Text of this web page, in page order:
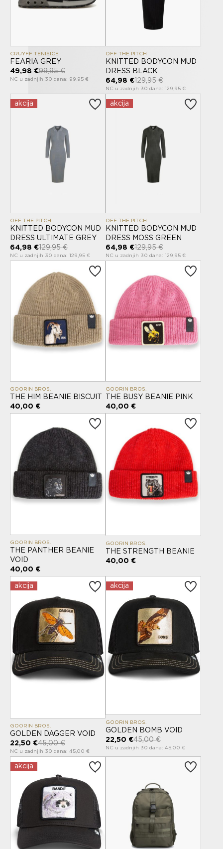
CRUYFF TENISICE
FEARIA GREY
49,98 €99,95 €
NC u zadnjih 30 dana: 99,95 €
OFF THE PITCH
KNITTED BODYCON MUD
DRESS BLACK
64,98 €129,95 €
NC u zadnjih 30 dana: 129,95 €
akcija
OFF THE PITCH
KNITTED BODYCON MUD
DRESS ULTIMATE GREY
64,98 €129,95 €
NC u zadnjih 30 dana: 129,95 €
akcija
OFF THE PITCH
KNITTED BODYCON MUD
DRESS MOSS GREEN
64,98 €129,95 €
NC u zadnjih 30 dana: 129,95 €
GOORIN BROS.
THE HIM BEANIE BISCUIT
40,00 €
GOORIN BROS.
THE BUSY BEANIE PINK
40,00 €
GOORIN BROS.
THE PANTHER BEANIE
VOID
40,00 €
GOORIN BROS.
THE STRENGTH BEANIE
40,00 €
akcija
GOORIN BROS.
GOLDEN DAGGER VOID
22,50 €45,00 €
NC u zadnjih 30 dana: 45,00 €
akcija
GOORIN BROS.
GOLDEN BOMB VOID
22,50 €45,00 €
NC u zadnjih 30 dana: 45,00 €
akcija